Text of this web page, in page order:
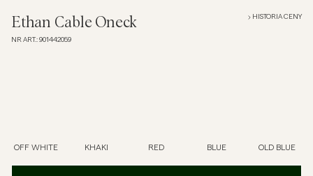
Koszule
T-shirty
Ethan Cable Oneck
NR ART.: 901442059
HISTORIA CENY
OFF WHITE KHAKI RED BLUE OLD BLUE